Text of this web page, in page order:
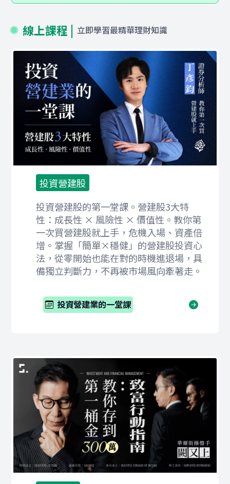
線上課程 | 立即學習最精華理財知識
投資營建股
投資營建股的第一堂課。營建股3大特
性：成長性 × 風險性 × 價值性。教你第
一次買營建股就上手，危機入場、資產倍
增。掌握「簡單×穩健」的營建股投資心
法，從零開始也能在對的時機進退場，具
備獨立判斷力，不再被市場風向牽著走。
投資營建業的一堂課